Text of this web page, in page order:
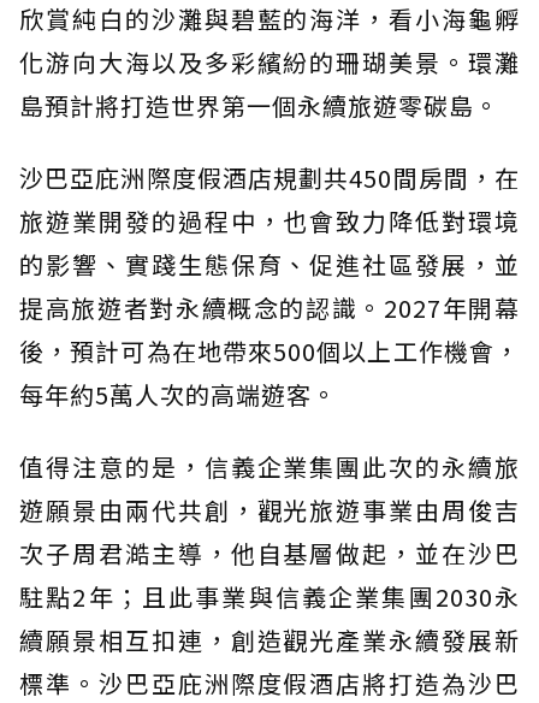
欣賞純白的沙灘與碧藍的海洋，看小海龜孵
化游向大海以及多彩繽紛的珊瑚美景。環灘
島預計將打造世界第一個永續旅遊零碳島。
沙巴亞庇洲際度假酒店規劃共450間房間，在
旅遊業開發的過程中，也會致力降低對環境
的影響、實踐生態保育、促進社區發展，並
提高旅遊者對永續概念的認識。2027年開幕
後，預計可為在地帶來500個以上工作機會，
每年約5萬人次的高端遊客。
值得注意的是，信義企業集團此次的永續旅
遊願景由兩代共創，觀光旅遊事業由周俊吉
次子周君澔主導，他自基層做起，並在沙巴
駐點2年；且此事業與信義企業集團2030永
續願景相互扣連，創造觀光產業永續發展新
標準。沙巴亞庇洲際度假酒店將打造為沙巴